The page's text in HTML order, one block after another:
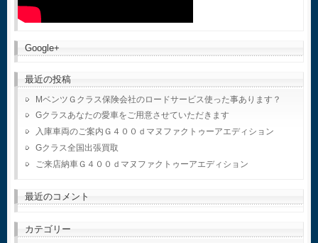
Google+
最近の投稿
MベンツＧクラス保険会社のロードサービス使った事あります？
Gクラスあなたの愛車をご用意させていただきます
入庫車両のご案内Ｇ４００ｄマヌファクトゥーアエディション
Gクラス全国出張買取
ご来店納車Ｇ４００ｄマヌファクトゥーアエディション
最近のコメント
カテゴリー